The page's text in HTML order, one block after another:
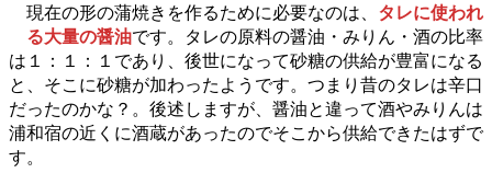
現在の形の蒲焼きを作るために必要なのは、 タレに使われ
る大量の醤油です。タレの原料の醤油・みりん・酒の比率
は１：１：１であり、後世になって砂糖の供給が豊富になる
と、そこに砂糖が加わったようです。つまり昔のタレは辛口
だったのかな？。後述しますが、醤油と違って酒やみりんは
浦和宿の近くに酒蔵があったのでそこから供給できたはずで
す。